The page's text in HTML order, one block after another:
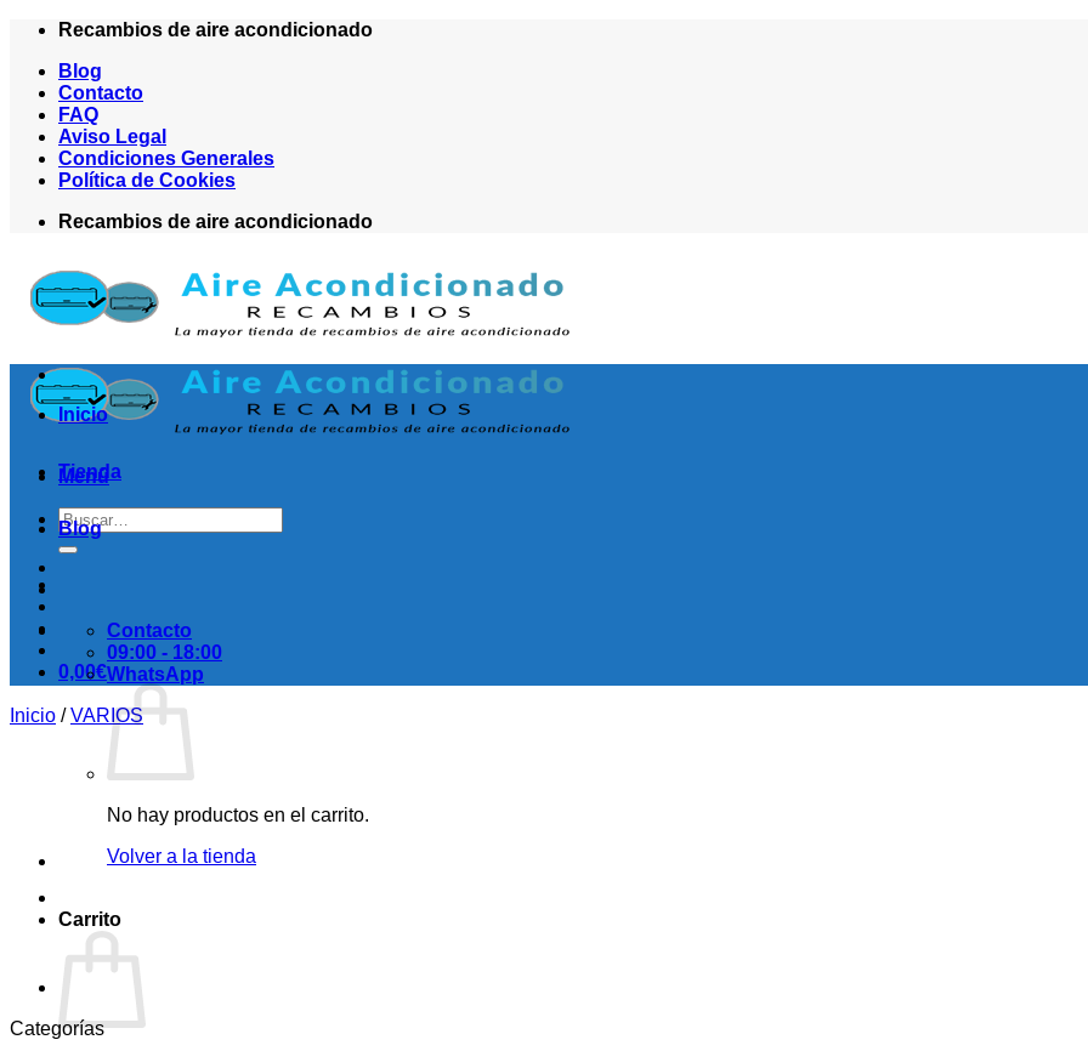
Saltar
contenido
Recambios de aire acondicionado
Blog
Contacto
FAQ
Aviso Legal
Condiciones Generales
Política de Cookies
Recambios de aire acondicionado
Menú
Buscar
por:
0,00€
No hay productos en el carrito.
Volver a la tienda
Carrito
Inicio
Tienda
Blog
Contacto
09:00 - 18:00
WhatsApp
Inicio / VARIOS
Categorías